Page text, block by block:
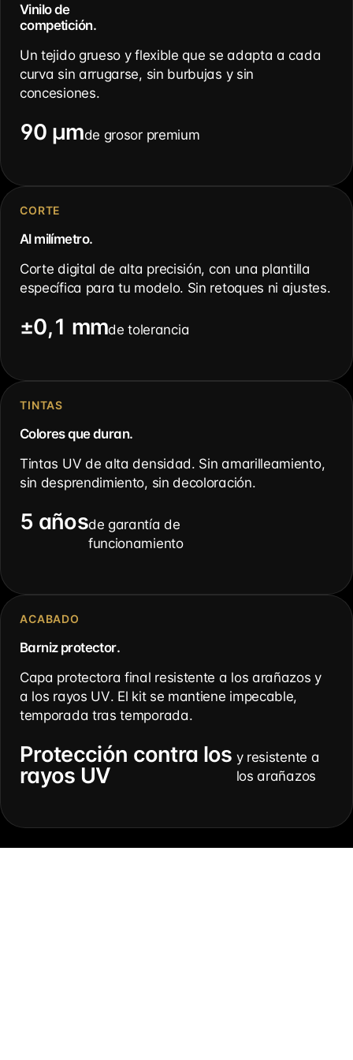
Vinilo de
competición.
Un tejido grueso y flexible que se adapta a cada
curva sin arrugarse, sin burbujas y sin
concesiones.
90 µmde grosor premium
CORTE
Al milímetro.
Corte digital de alta precisión, con una plantilla
específica para tu modelo. Sin retoques ni ajustes.
±0,1 mmde tolerancia
TINTAS
Colores que duran.
Tintas UV de alta densidad. Sin amarilleamiento,
sin desprendimiento, sin decoloración.
5 añosde garantía de
funcionamiento
ACABADO
Barniz protector.
Capa protectora final resistente a los arañazos y
a los rayos UV. El kit se mantiene impecable,
temporada tras temporada.
Protección contra los
rayos UV
y resistente a
los arañazos